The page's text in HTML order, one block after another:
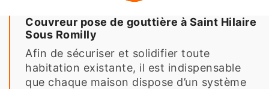
Couvreur pose de gouttière à Saint Hilaire
Sous Romilly
Afin de sécuriser et solidifier toute
habitation existante, il est indispensable
que chaque maison dispose d’un système